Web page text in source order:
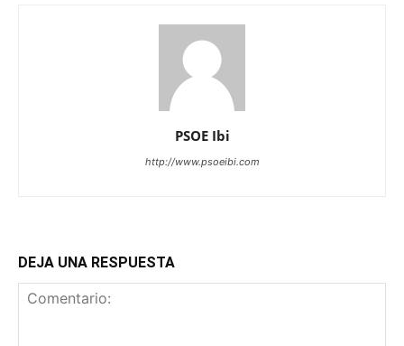
PSOE Ibi
http://www.psoeibi.com
DEJA UNA RESPUESTA